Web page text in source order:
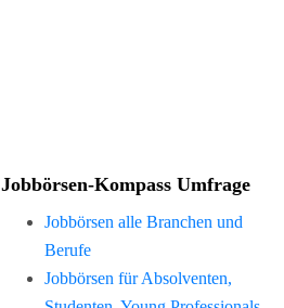
Jobbörsen-Kompass Umfrage
Jobbörsen alle Branchen und
Berufe
Jobbörsen für Absolventen,